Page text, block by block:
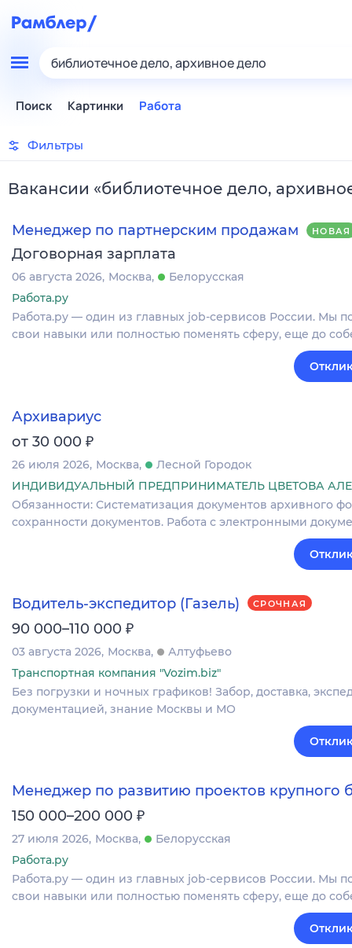
библиотечное дело, архивное дело
Поиск Картинки Работа
Фильтры
Вакансии «библиотечное дело,
Менеджер по партнерским продажам НОВАЯ
Договорная зарплата
06 августа 2026 Москва
Белорусская
Работа.ру
Работа.ру — один из главных job-сервисов России. Мы
свои навыки или полностью поменять сферу, еще до
Архивариус
от 30 000 ₽
26 июля 2026 Москва
Лесной Городок
ИНДИВИДУАЛЬНЫЙ ПРЕДПРИНИМАТЕЛЬ ЦВЕТОВА
Обязанности: Систематизация документов архивного
сохранности документов. Работа с электронными
Водитель-экспедитор (Газель) СРОЧНАЯ
90 000–110 000 ₽
03 августа 2026 Москва
Алтуфьево
Транспортная компания "Vozim.biz"
Без погрузки и ночных графиков! Забор, доставка,
документацией, знание Москвы и МО
Менеджер по развитию проектов крупного
150 000–200 000 ₽
27 июля 2026 Москва
Белорусская
Работа.ру
Работа.ру — один из главных job-сервисов России. Мы
свои навыки или полностью поменять сферу, еще до